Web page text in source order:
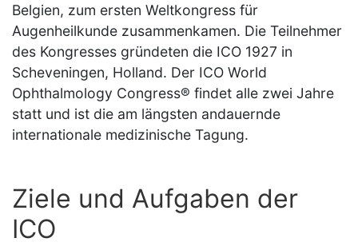
Belgien, zum ersten Weltkongress für
Augenheilkunde zusammenkamen. Die Teilnehmer
des Kongresses gründeten die ICO 1927 in
Scheveningen, Holland. Der ICO World
Ophthalmology Congress® findet alle zwei Jahre
statt und ist die am längsten andauernde
internationale medizinische Tagung.
Ziele und Aufgaben der
ICO